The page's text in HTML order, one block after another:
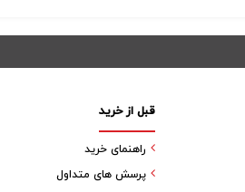
قبل از خرید
راهنمای خرید
پرسش های متداول